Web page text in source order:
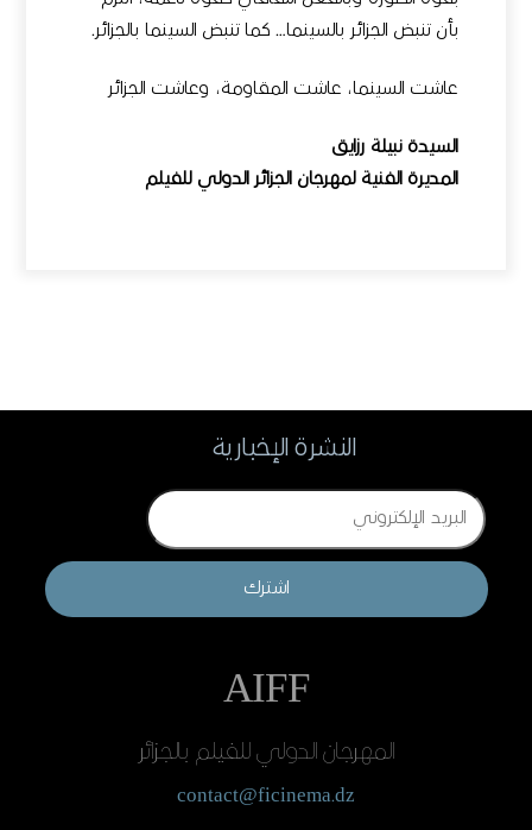
بأن تنبض الجزائر بالسينما… كما تنبض السينما بالجزائر.
عاشت السينما، عاشت المقاومة، وعاشت الجزائر
السيدة نبيلة رزايق
المديرة الفنية لمهرجان الجزائر الدولي للفيلم
النشرة الإخبارية
Email
اشترك
AIFF
المهرجان الدولي للفيلم بالجزائر
contact@ficinema.dz